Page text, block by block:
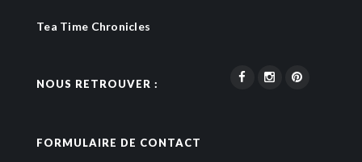
Tea Time Chronicles
NOUS RETROUVER :
FORMULAIRE DE CONTACT